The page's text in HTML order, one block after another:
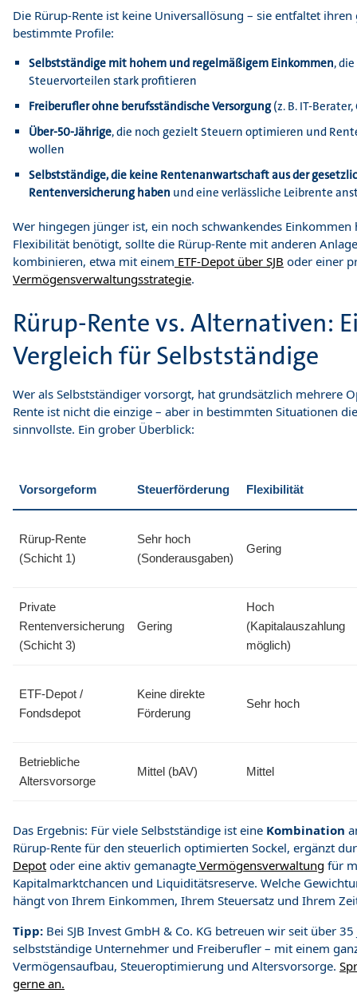
Die Rürup-Rente ist keine Universallösung – sie entfaltet
bestimmte Profile:
Selbstständige mit hohem und regelmäßigem Einkommen,
Steuervorteilen stark profitieren
Freiberufler ohne berufsständische Versorgung(z. B. IT-
Über-50-Jährige, die noch gezielt Steuern optimieren und
wollen
Selbstständige, die keine Rentenanwartschaft aus der
Rentenversicherung haben und eine verlässliche Leibrente
Wer hingegen jünger ist, ein noch schwankendes
Flexibilität benötigt, sollte die Rürup-Rente mit anderen
kombinieren, etwa mit einem ETF-Depot über SJB oder einer
Vermögensverwaltungsstrategie.
Rürup-Rente vs. Alternativen:
Vergleich für Selbstständige
Wer als Selbstständiger vorsorgt, hat grundsätzlich mehrere
Rente ist nicht die einzige – aber in bestimmten Situationen
sinnvollste. Ein grober Überblick:
Vorsorgeform Steuerförderung Flexibilität
Rürup-Rente
(Schicht 1)
Sehr hoch
(Sonderausgaben)
Gering
Private
Rentenversicherung
(Schicht 3)
Gering
Hoch
(Kapitalauszahlung
möglich)
ETF-Depot /
Fondsdepot
Keine direkte
Förderung
Sehr hoch
Betriebliche
Altersvorsorge
Mittel (bAV) Mittel
Das Ergebnis: Für viele Selbstständige ist eine Kombination
Rürup-Rente für den steuerlich optimierten Sockel, ergänzt
Depot oder eine aktiv gemanagte Vermögensverwaltung für
Kapitalmarktchancen und Liquiditätsreserve. Welche
hängt von Ihrem Einkommen, Ihrem Steuersatz und Ihrem
Tipp: Bei SJB Invest GmbH & Co. KG betreuen wir seit über 35
selbstständige Unternehmer und Freiberufler – mit einem
Vermögensaufbau, Steueroptimierung und Altersvorsorge.
gerne an.